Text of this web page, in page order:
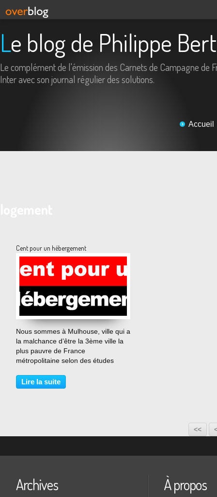
Le blog de Philippe
Le complément de l'émission des Carnets de Campagne de
Inter avec son journal régulier des solutions.
Accueil
Cent pour un hébergement
…
Nous sommes à Mulhouse, ville qui a
la malchance d’être la 3ème ville la
plus pauvre de France
métropolitaine selon des études
plus de 100 000 habitants. Un
collectif s’est constitué après un hiver
Lire la suite
<<
Archives À propos